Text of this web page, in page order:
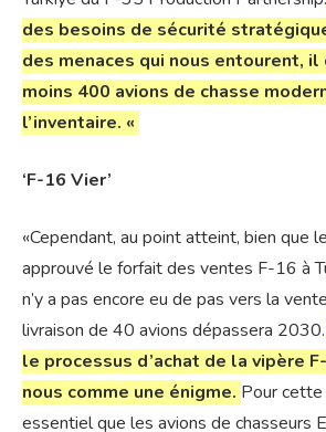
des besoins de sécurité
des menaces qui nous entourent, il
moins 400 avions de chasse
l’inventaire. «
‘F-16 Vier’
«Cependant, au point atteint, bien que
approuvé le forfait des ventes F-16 à
n’y a pas encore eu de pas vers la
livraison de 40 avions dépassera 2030.
le processus d’achat de la vipère
nous comme une énigme. Pour
essentiel que les avions de chasseurs